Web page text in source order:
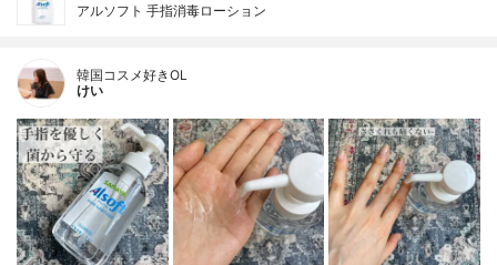
アルソフト 手指消毒ローション
韓国コスメ好きOL
けい